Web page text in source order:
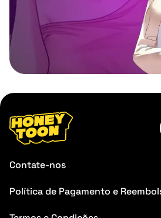
Contate-nos
Política de Pagamento e